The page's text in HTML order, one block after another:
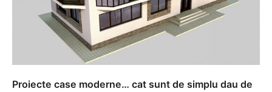
Proiecte case moderne… cat sunt de simplu dau de